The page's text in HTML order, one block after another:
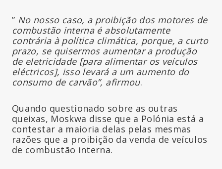
” No nosso caso, a proibição dos motores de
combustão interna é absolutamente
contrária à política climática, porque, a curto
prazo, se quisermos aumentar a produção
de eletricidade [para alimentar os veículos
eléctricos], isso levará a um aumento do
consumo de carvão”, afirmou.
Quando questionado sobre as outras
queixas, Moskwa disse que a Polónia está a
contestar a maioria delas pelas mesmas
razões que a proibição da venda de veículos
de combustão interna.